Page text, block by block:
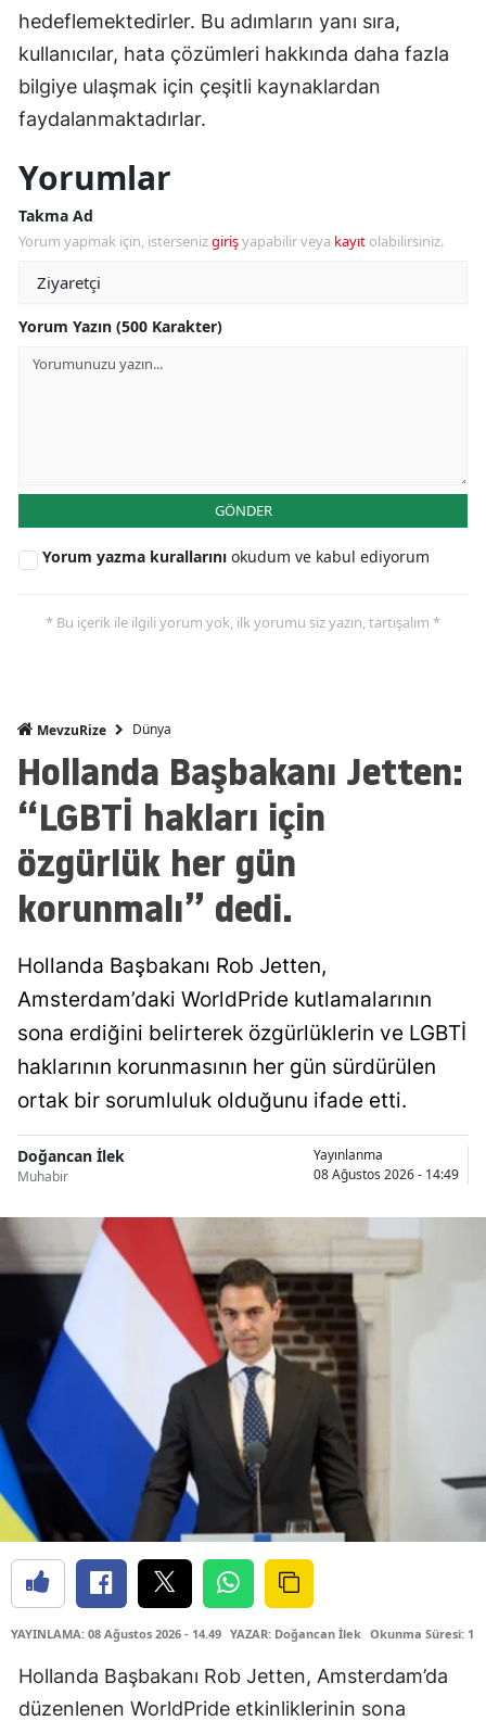
hedeflemektedirler. Bu adımların yanı sıra,
kullanıcılar, hata çözümleri hakkında daha fazla
bilgiye ulaşmak için çeşitli kaynaklardan
faydalanmaktadırlar.
Yorumlar
Takma Ad
Yorum yapmak için, istersenizgirişyapabilir veya kayıt olabilirsiniz.
Yorum Yazın (500 Karakter)
GÖNDER
Yorum yazma kurallarını okudum ve kabul ediyorum
* Bu içerik ile ilgili yorum yok, ilk yorumu siz yazın, tartışalım *
MevzuRize Dünya
Hollanda Başbakanı Jetten:
“LGBTİ hakları için
özgürlük her gün
korunmalı” dedi.
Hollanda Başbakanı Rob Jetten,
Amsterdam’daki WorldPride kutlamalarının
sona erdiğini belirterek özgürlüklerin ve LGBTİ
haklarının korunmasının her gün sürdürülen
ortak bir sorumluluk olduğunu ifade etti.
Doğancan İlek
Muhabir
Yayınlanma
08 Ağustos 2026 - 14:49
YAYINLAMA: 08 Ağustos 2026 - 14.49 YAZAR: Doğancan İlek Okunma Süresi: 1
Hollanda Başbakanı Rob Jetten, Amsterdam’da
düzenlenen WorldPride etkinliklerinin sona